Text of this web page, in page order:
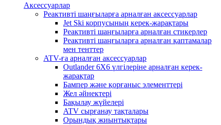
Аксессуарлар
Реактивті шаңғыларға арналған аксессуарлар
Jet Ski корпусының керек-жарақтары
Реактивті шаңғыларға арналған стикерлер
Реактивті шаңғыларға арналған қаптамалар
мен тенттер
ATV-ға арналған аксессуарлар
Outlander 6X6 үлгілеріне арналған керек-
жарақтар
Бампер және қорғаныс элементтері
Жел әйнектері
Бақылау жүйелері
ATV сырғанау тақталары
Орындық жиынтықтары